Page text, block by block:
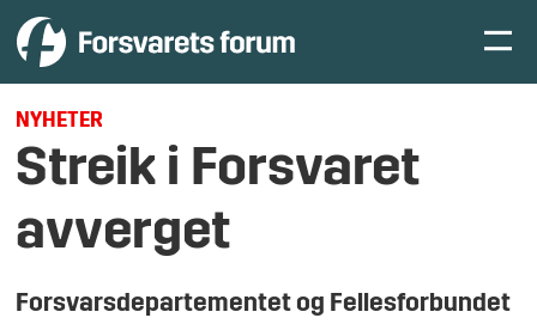
NYHETER
Streik i Forsvaret
avverget
Forsvarsdepartementet og Fellesforbundet